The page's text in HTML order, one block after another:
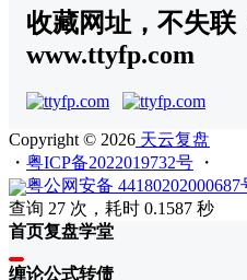
收藏网址，不失联
www.ttyfp.com
Copyright © 2026 天云复盘
・ 粤ICP备2022019732号
・
粤公网安备 44180202000687
查询 27 次，耗时 0.1587 秒
首页复盘学堂
缠论公式转债